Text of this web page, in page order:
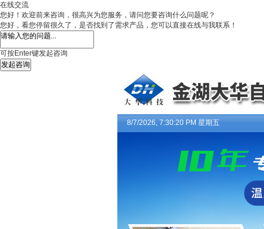
在线交流
您好！欢迎前来咨询，很高兴为您服务，请问您要咨询什么问题呢？
您好，看您停留很久了，是否找到了需求产品，您可以直接在线与我联系！
可按Enter键发起咨询
发起咨询
8/7/2026, 7:30:20 PM 星期五